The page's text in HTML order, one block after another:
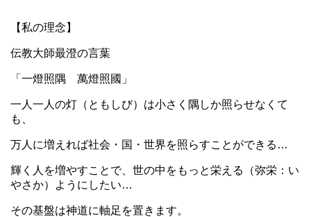
【私の理念】
伝教大師最澄の言葉
「一燈照隅 萬燈照國」
一人一人の灯（ともしび）は小さく隅しか照らせなくて
も、
万人に増えれば社会・国・世界を照らすことができる…
輝く人を増やすことで、世の中をもっと栄える（弥栄：い
やさか）ようにしたい…
その基盤は神道に軸足を置きます。